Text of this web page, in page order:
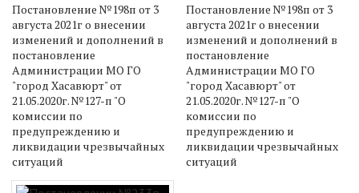
Постановление №198п от 3
августа 2021г о внесении
изменений и дополнений в
постановление
Администрации МО ГО
"город Хасавюрт" от
21.05.2020г. №127-п "О
комиссии по
предупреждению и
ликвидации чрезвычайных
ситуаций
Постановление №198п от 3
августа 2021г о внесении
изменений и дополнений в
постановление
Администрации МО ГО
"город Хасавюрт" от
21.05.2020г. №127-п "О
комиссии по
предупреждению и
ликвидации чрезвычайных
ситуаций